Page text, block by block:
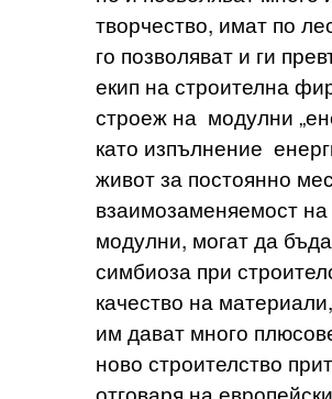
творчество, имат по
го позволяват и ги
екип на строителна
строеж на модулни
като изпълнение
живот за постоянно
взаимозаменяемост
модулни, могат да
симбиоза при
качество на
им дават много
ново строителство
отговаря на